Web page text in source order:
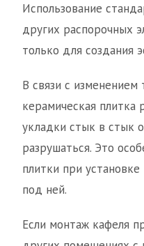
Использование
других распорочных
только для создания
В связи с изменением
керамическая плитка
укладки стык в стык
разрушаться. Это
плитки при
под ней.
Если монтаж кафеля